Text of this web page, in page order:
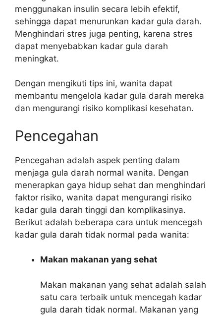
menggunakan insulin secara lebih efektif,
sehingga dapat menurunkan kadar gula darah.
Menghindari stres juga penting, karena stres
dapat menyebabkan kadar gula darah
meningkat.
Dengan mengikuti tips ini, wanita dapat
membantu mengelola kadar gula darah mereka
dan mengurangi risiko komplikasi kesehatan.
Pencegahan
Pencegahan adalah aspek penting dalam
menjaga gula darah normal wanita. Dengan
menerapkan gaya hidup sehat dan menghindari
faktor risiko, wanita dapat mengurangi risiko
kadar gula darah tinggi dan komplikasinya.
Berikut adalah beberapa cara untuk mencegah
kadar gula darah tidak normal pada wanita:
Makan makanan yang sehat
Makan makanan yang sehat adalah salah
satu cara terbaik untuk mencegah kadar
gula darah tidak normal. Makanan yang